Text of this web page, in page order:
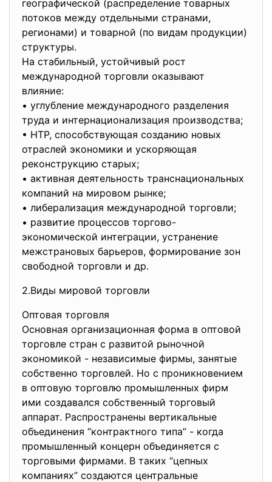
географической (распределение товарных
потоков между отдельными странами,
регионами) и товарной (по видам продукции)
структуры.
На стабильный, устойчивый рост
международной торговли оказывают
влияние:
• углубление международного разделения
труда и интернационализация производства;
• НТР, способствующая созданию новых
отраслей экономики и ускоряющая
реконструкцию старых;
• активная деятельность транснациональных
компаний на мировом рынке;
• либерализация международной торговли;
• развитие процессов торгово-
экономической интеграции, устранение
межстрановых барьеров, формирование зон
свободной торговли и др.
2.Виды мировой торговли
Оптовая торговля
Основная организационная форма в оптовой
торговле стран с развитой рыночной
экономикой - независимые фирмы, занятые
собственно торговлей. Но с проникновением
в оптовую торговлю промышленных фирм
ими создавался собственный торговый
аппарат. Распространены вертикальные
объединения “контрактного типа” - когда
промышленный концерн объединяется с
торговыми фирмами. В таких “цепных
компаниях” создаются центральные